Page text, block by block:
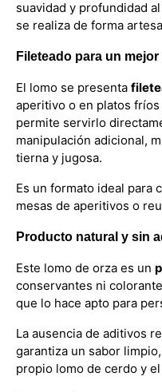
suavidad y profundidad
se realiza de forma
Fileteado para un
El lomo se presenta
aperitivo o en platos
permite servirlo
manipulación adicional,
tierna y jugosa.
Es un formato ideal para
mesas de aperitivos o
Producto natural y sin
Este lomo de orza es un
conservantes ni
que lo hace apto para
La ausencia de aditivos
garantiza un sabor
propio lomo de cerdo y